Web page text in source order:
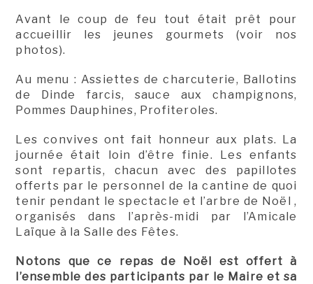
Avant le coup de feu tout était prêt pour
accueillir les jeunes gourmets (voir nos
photos).
Au menu : Assiettes de charcuterie, Ballotins
de Dinde farcis, sauce aux champignons,
Pommes Dauphines, Profiteroles.
Les convives ont fait honneur aux plats. La
journée était loin d’être finie. Les enfants
sont repartis, chacun avec des papillotes
offerts par le personnel de la cantine de quoi
tenir pendant le spectacle et l’arbre de Noël ,
organisés dans l’après-midi par l’Amicale
Laïque à la Salle des Fêtes.
Notons que ce repas de Noël est offert à
l’ensemble des participants par le Maire et sa